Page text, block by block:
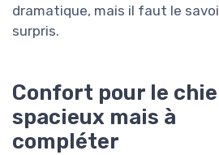
dramatique, mais il faut le
surpris.
Confort pour le
spacieux mais à
compléter